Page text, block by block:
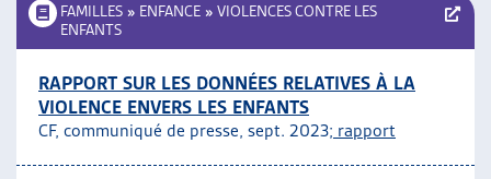
FAMILLES » ENFANCE » VIOLENCES CONTRE LES
ENFANTS
RAPPORT SUR LES DONNÉES RELATIVES À LA
VIOLENCE ENVERS LES ENFANTS
CF, communiqué de presse, sept. 2023; rapport